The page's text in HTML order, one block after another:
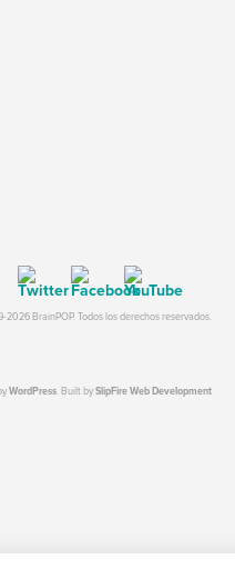
2026 BrainPOP. Todos los derechos reservados.
WordPress. Built bySlipFire Web Development